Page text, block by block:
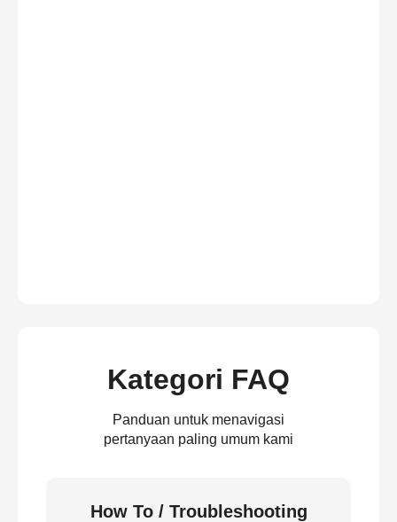
Kategori FAQ
Panduan untuk menavigasi
pertanyaan paling umum kami
How To / Troubleshooting